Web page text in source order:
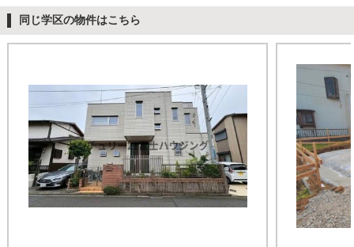
同じ学区の物件はこちら